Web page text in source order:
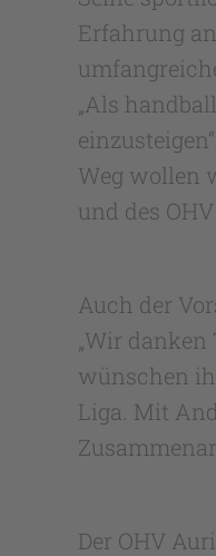
Erfahrung
„Als
Weg wollen
und des
Auch der
„Wir
wünschen
Liga. Mit
Der OHV